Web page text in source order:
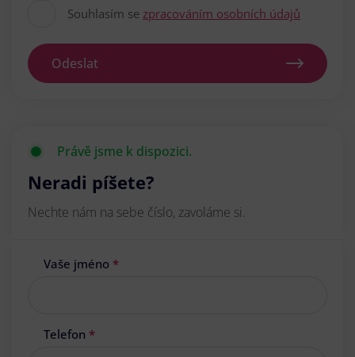
Souhlasím se zpracováním osobních údajů
Odeslat
Právě jsme k dispozici.
Neradi píšete?
Nechte nám na sebe číslo, zavoláme si.
Vaše jméno *
Telefon *